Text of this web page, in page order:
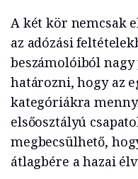
A két kör nemcsak
az adózási
beszámolóiból
határozni, hogy az
kategóriákra
elsőosztályú
megbecsülhető,
átlagbére a hazai